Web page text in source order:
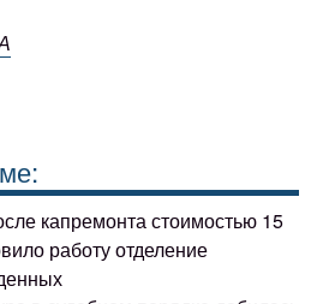
капремонта стоимостью 15
работу отделение